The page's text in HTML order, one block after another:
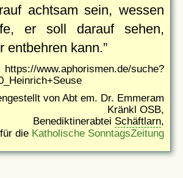
achtsam sein, wessen
er soll darauf sehen,
entbehren kann.
www.aphorismen.de/suche?
von Abt em. Dr. Emmeram
Kränkl OSB,
Benediktinerabtei Schäftlarn,
für die Katholische SonntagsZeitung